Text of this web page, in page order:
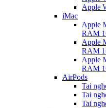
Apple
iMac
Apple
RAM
Apple
RAM
Apple
RAM
AirPods
Tai
Tai
Tai